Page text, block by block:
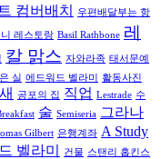
컴버배치 우편배달부는 항
레스토랑 Basil Rathbone 레
칼 맑스 자와라족 태서문예
실 에드워드 벨라미
활동사진
공포의 집 직업 Lestrade 수
술 Semiseria 그라나
Gilbert 은행계좌 A Study
벨라미 건물 스탠리 홉킨스